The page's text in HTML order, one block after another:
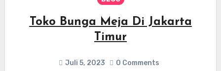
Toko Bunga Meja Di Jakarta
Timur
Juli 5, 2023 0 Comments